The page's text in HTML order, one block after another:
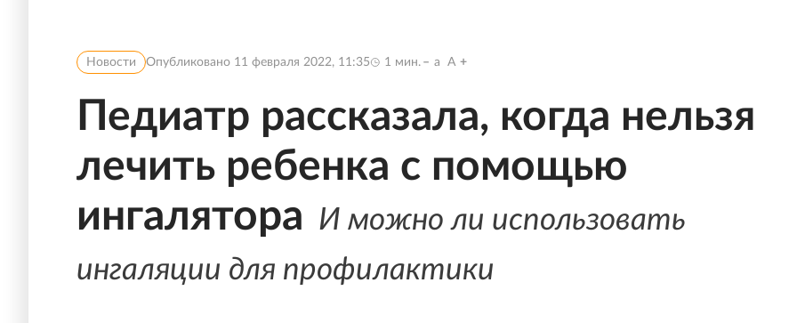
Новости Опубликовано 11 февраля 2022, 11:35 1 мин. a A
Педиатр рассказала, когда нельзя
лечить ребенка с помощью
ингалятора И можно ли использовать
ингаляции для профилактики